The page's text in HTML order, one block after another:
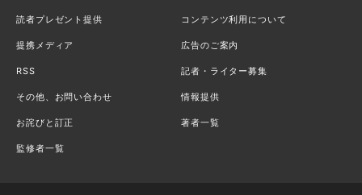
読者プレゼント提供 コンテンツ利用について
提携メディア 広告のご案内
RSS 記者・ライター募集
その他、お問い合わせ 情報提供
お詫びと訂正 著者一覧
監修者一覧